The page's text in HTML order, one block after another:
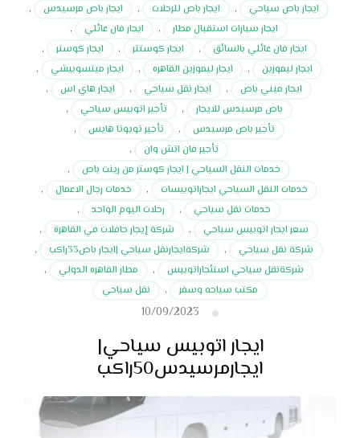
ايجار باص سياحي
, ايجار باص للرحلات , ايجار باص مرسيدس
,
ايجار سيارات استقبال مطار
, ايجار فان عائلي
,
ايجار فان عائلي بالسائق
, ايجار كوستتر , ايجار كوستر
,
ايجار ليموزين
, ايجار ليموزين القاهره , ايجار ميتسوبيشي
,
ايجار ميني باص
, ايجار نقل سياحي , ايجار هاي اس
,
باص مرسيدس للايجار
, تأجير اتوبيس سياحي
,
تأجير باص مرسيدس
, تأجير تويوتا هايس
,
تأجير فان اتش وان
,
خدمات النقل السياحي | ايجار كوستر من رينت باص
,
خدمات النقل السياحي ايجاراتوبيسات
, خدمات رجال الاعمال
,
خدمات نقل سياحي
, رحلات اليوم الواحد
,
سعر ايجار اتوبيس سياحي
, شركة إيجار حافلات في القاهرة
,
شركة نقل سياحي
, شركةايجارنقل سياحي |ايجار باص33راكب
,
شركةنقل سياحي استئجاراتوبيس
, مطار القاهره الدولي
,
مكتب سياحه وسفر
, نقل سياحي
10/09/2023
ايجار اتوبيس سياحي|
ايجارمرسيدس50راكب